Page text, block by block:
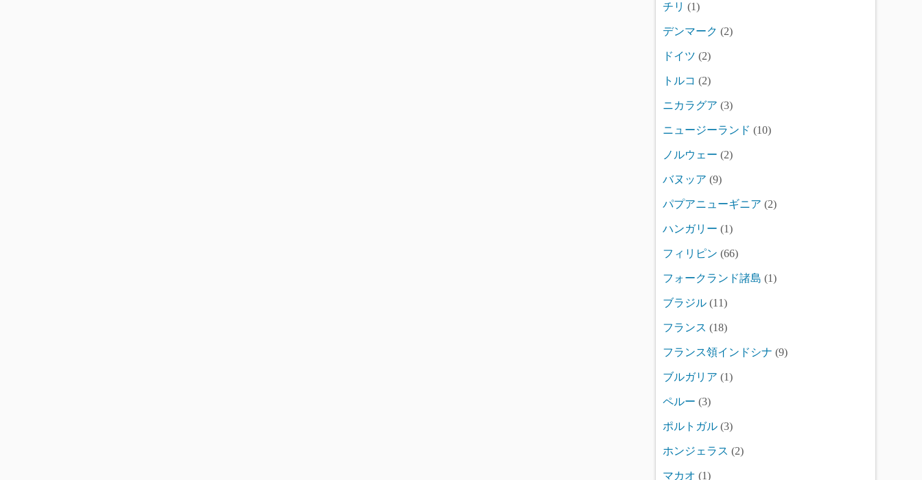
チリ (1)
デンマーク (2)
ドイツ (2)
トルコ (2)
ニカラグア (3)
ニュージーランド (10)
ノルウェー (2)
バヌッア (9)
パプアニューギニア (2)
ハンガリー (1)
フィリピン (66)
フォークランド諸島 (1)
ブラジル (11)
フランス (18)
フランス領インドシナ (9)
ブルガリア (1)
ペルー (3)
ポルトガル (3)
ホンジェラス (2)
マカオ (1)